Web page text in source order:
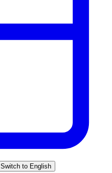
Switch to English